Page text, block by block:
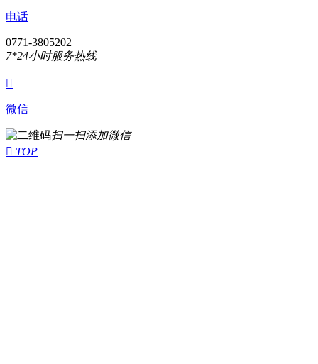
电话
0771-3805202
7*24小时服务热线

微信
扫一扫添加微信
 TOP